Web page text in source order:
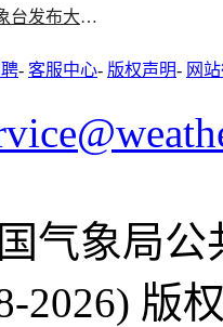
阵风8级！北京市气象台发布大风蓝色...
- 客服中心- 版权声明- 网
气象局
2026) 版